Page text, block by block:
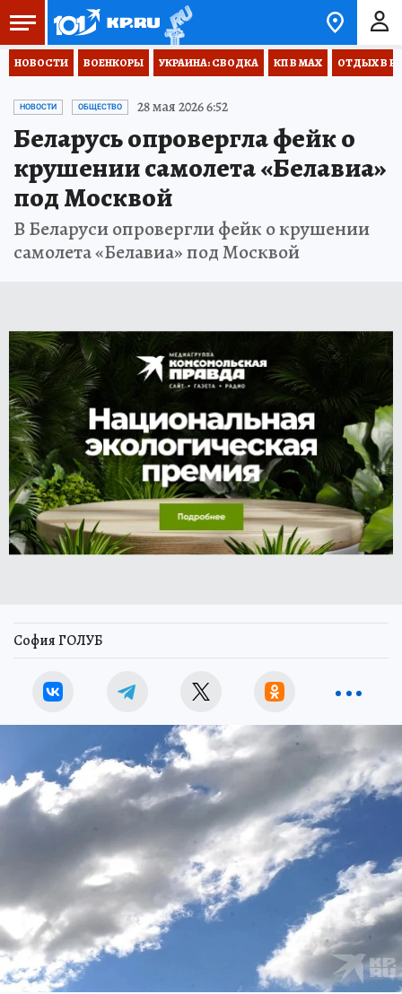
НОВОСТИ ВОЕНКОРЫ УКРАИНА: СВОДКА КП В МАХ ОТДЫХ В
НОВОСТИ ОБЩЕСТВО 28 мая 2026 6:52
Беларусь опровергла фейк о
крушении самолета «Белавиа»
под Москвой
В Беларуси опровергли фейк о крушении
самолета «Белавиа» под Москвой
София ГОЛУБ